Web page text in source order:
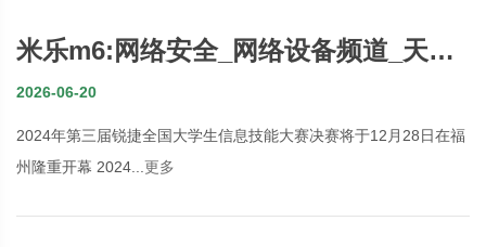
米乐m6:网络安全_网络设备频道_天极
网
2026-06-20
2024年第三届锐捷全国大学生信息技能大赛决赛将于12月28日在福
州隆重开幕 2024... 更多